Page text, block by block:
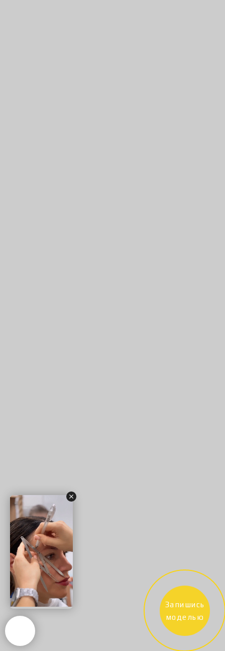
Запишись
моделью